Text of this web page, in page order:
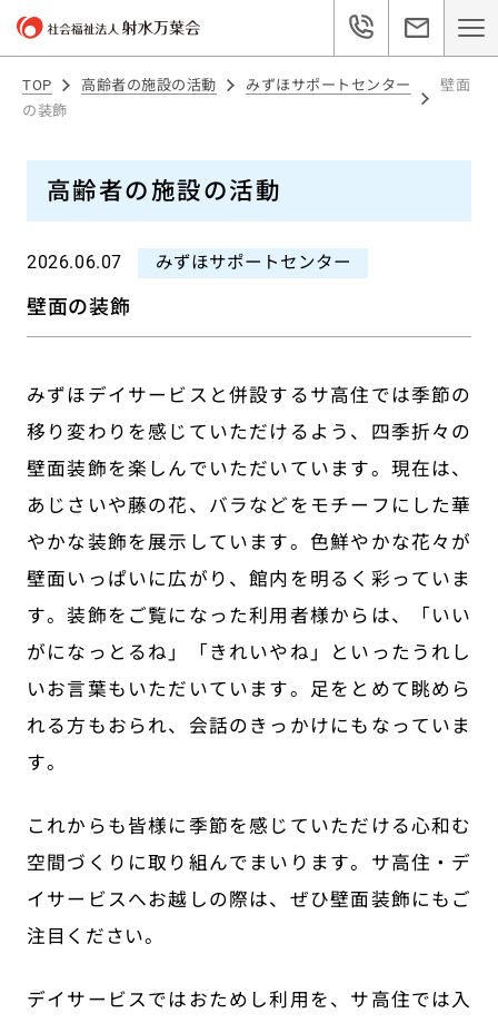
TOP 高齢者の施設の活動 みずほサポートセンター
壁面
の装飾
高齢者の施設の活動
2026.06.07 みずほサポートセンター
壁面の装飾
みずほデイサービスと併設するサ高住では季節の
移り変わりを感じていただけるよう、四季折々の
壁面装飾を楽しんでいただいています。現在は、
あじさいや藤の花、バラなどをモチーフにした華
やかな装飾を展示しています。色鮮やかな花々が
壁面いっぱいに広がり、館内を明るく彩っていま
す。装飾をご覧になった利用者様からは、「いい
がになっとるね」「きれいやね」といったうれし
いお言葉もいただいています。足をとめて眺めら
れる方もおられ、会話のきっかけにもなっていま
す。
これからも皆様に季節を感じていただける心和む
空間づくりに取り組んでまいります。サ高住・デ
イサービスへお越しの際は、ぜひ壁面装飾にもご
注目ください。
デイサービスではおためし利用を、サ高住では入